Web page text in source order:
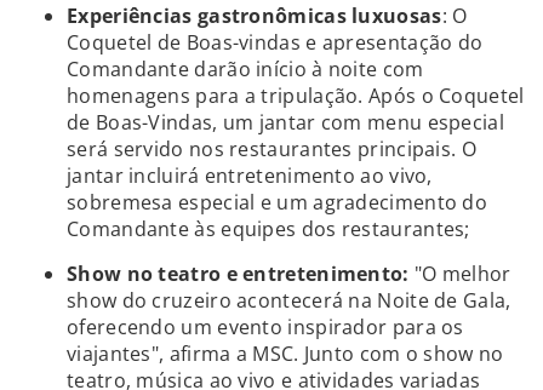
Experiências gastronômicas luxuosas: O
Coquetel de Boas-vindas e apresentação do
Comandante darão início à noite com
homenagens para a tripulação. Após o Coquetel
de Boas-Vindas, um jantar com menu especial
será servido nos restaurantes principais. O
jantar incluirá entretenimento ao vivo,
sobremesa especial e um agradecimento do
Comandante às equipes dos restaurantes;
Show no teatro e entretenimento: "O melhor
show do cruzeiro acontecerá na Noite de Gala,
oferecendo um evento inspirador para os
viajantes", afirma a MSC. Junto com o show no
teatro, música ao vivo e atividades variadas